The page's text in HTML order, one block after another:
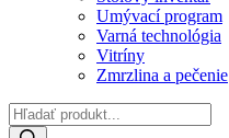
Umývací program
Varná technológia
Vitríny
Zmrzlina a pečenie